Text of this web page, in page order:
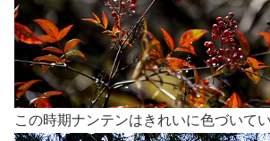
この時期ナンテンはきれいに色づいてい